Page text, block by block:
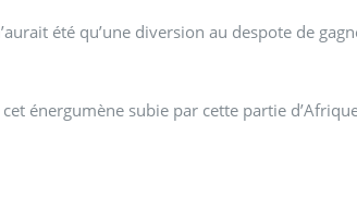
été qu’une diversion au despote de
énergumène subie par cette partie